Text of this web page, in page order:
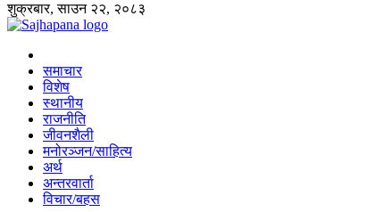
शुक्रबार, साउन २२, २०८३
समाचार
विशेष
स्थानीय
राजनीति
जीवनशैली
मनोरञ्जन/साहित्य
अर्थ
अन्तरवार्ता
विचार/बहस